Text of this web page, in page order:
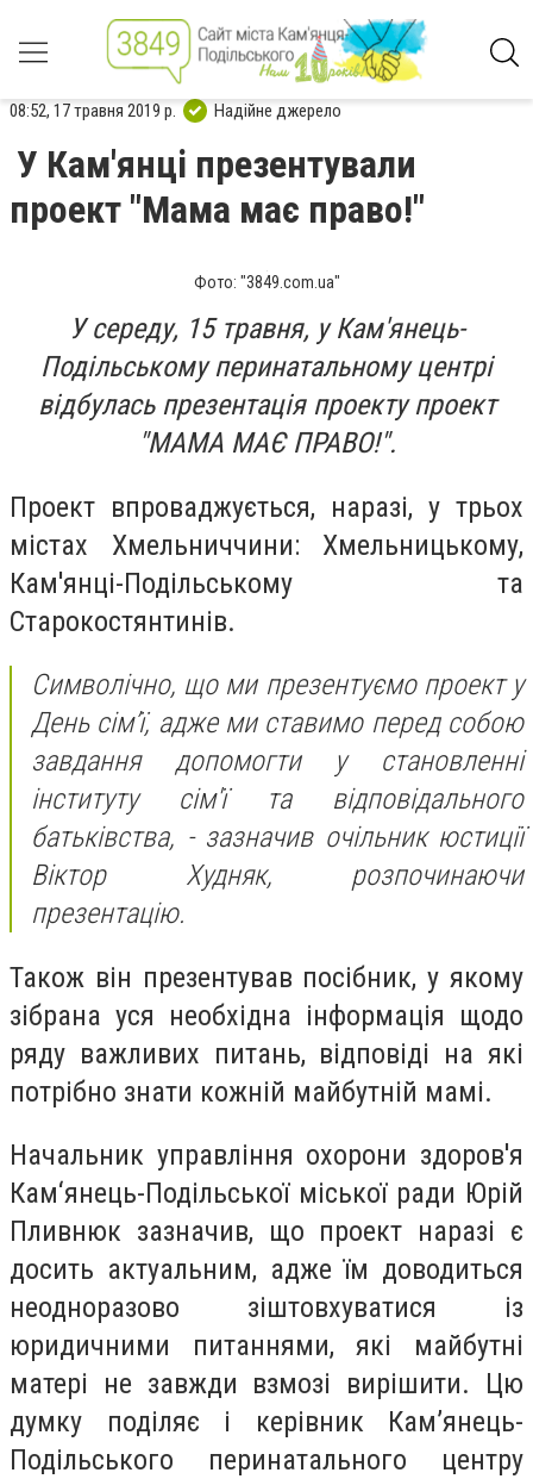
08:52, 17 травня 2019 р. Надійне джерело
У Кам'янці презентували
проект "Мама має право!"
Фото: "3849.com.ua"
У середу, 15 травня, у Кам'янець-
Подільському перинатальному центрі
відбулась презентація проекту проект
"МАМА МАЄ ПРАВО!".
Проект впроваджується, наразі, у трьох
містах Хмельниччини: Хмельницькому,
Кам'янці-Подільському та
Старокостянтинів.
Символічно, що ми презентуємо проект у
День сім’ї, адже ми ставимо перед собою
завдання допомогти у становленні
інституту сім'ї та відповідального
батьківства, - зазначив очільник юстиції
Віктор Худняк, розпочинаючи
презентацію.
Також він презентував посібник, у якому
зібрана уся необхідна інформація щодо
ряду важливих питань, відповіді на які
потрібно знати кожній майбутній мамі.
Начальник управління охорони здоров'я
Кам‘янець-Подільської міської ради Юрій
Пливнюк зазначив, що проект наразі є
досить актуальним, адже їм доводиться
неодноразово зіштовхуватися із
юридичними питаннями, які майбутні
матері не завжди взмозі вирішити. Цю
думку поділяє і керівник Кам’янець-
Подільського перинатального центру